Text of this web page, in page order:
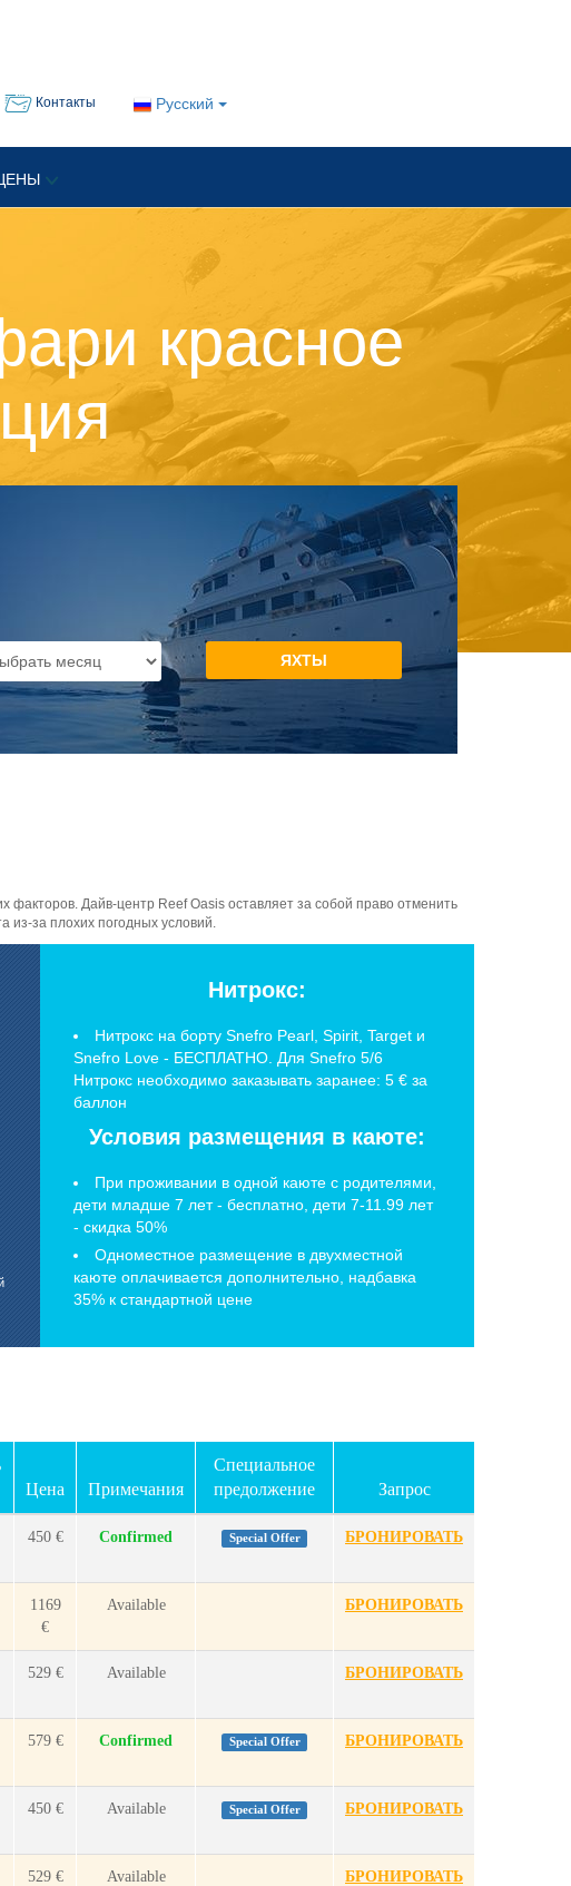
Русский
Контакты
красное
Дайв-центр Reef Oasis оставляет за собой право отменить
из-за плохих погодных условий.
Нитрокс:
Нитрокс на борту Snefro Pearl, Spirit, Target и
Snefro Love - БЕСПЛАТНО. Для Snefro 5/6
Нитрокс необходимо заказывать заранее: 5 € за
баллон
Условия размещения в каюте:
При проживании в одной каюте с родителями,
дети младше 7 лет - бесплатно, дети 7-11.99 лет
- скидка 50%
Одноместное размещение в двухместной
каюте оплачивается дополнительно, надбавка
35% к стандартной цене
Цена Примечания
Специальное
предолжение
Запрос
450 € Confirmed Special Offer БРОНИРОВАТЬ
1169
€
Available БРОНИРОВАТЬ
529 € Available БРОНИРОВАТЬ
579 € Confirmed Special Offer БРОНИРОВАТЬ
450 € Available Special Offer БРОНИРОВАТЬ
529 € Available БРОНИРОВАТЬ